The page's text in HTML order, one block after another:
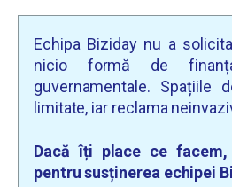
Echipa Biziday nu a
nicio formă de
guvernamentale. Spațiile
limitate, iar reclama
Dacă îți place ce
pentru susținerea echipei